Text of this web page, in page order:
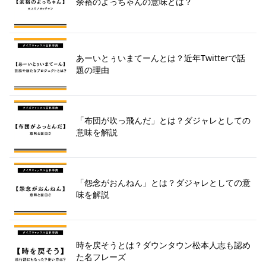
あーいとぅいまてーんとは？近年Twitterで話
題の理由
「布団が吹っ飛んだ」とは？ダジャレとしての
意味を解説
「怨念がおんねん」とは？ダジャレとしての意
味を解説
時を戻そうとは？ダウンタウン松本人志も認め
た名フレーズ